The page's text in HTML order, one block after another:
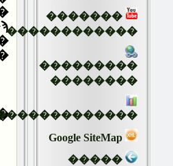
�������
������������
���������
��������
�����